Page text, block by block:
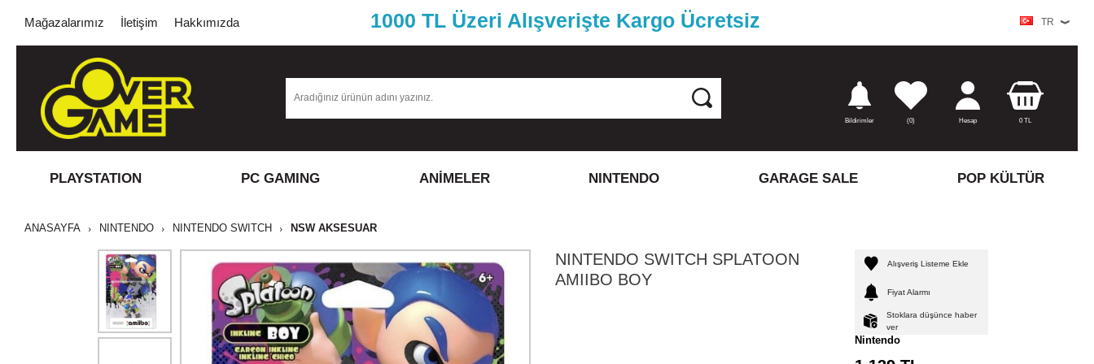
Mağazalarımız İletişim Hakkımızda 1000 TL Üzeri Alışverişte Kargo Ücretsiz TR
Bildirimler (0) Hesap 0TL
PLAYSTATION PC GAMING ANİMELER NINTENDO GARAGE SALE POP KÜLTÜR
ANASAYFA NINTENDO NINTENDO SWITCH NSW AKSESUAR
NINTENDO SWITCH SPLATOON
AMIIBO BOY
Alışveriş Listeme Ekle
Fiyat Alarmı
Stoklara düşünce haber
ver
Nintendo